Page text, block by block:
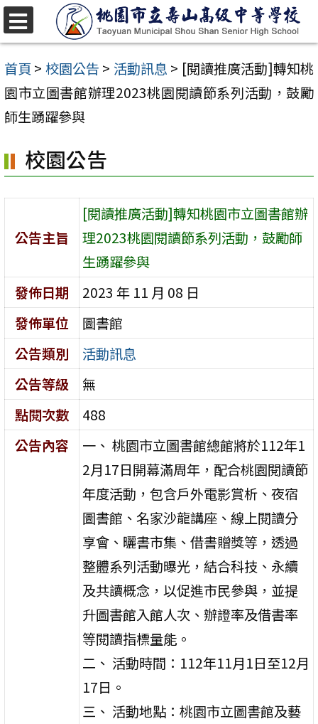
跳
至
主
要
內
區
首頁 > 校園公告 > 活動訊息 > [閱讀推廣活動]轉知桃
園市立圖書館辦理2023桃園閱讀節系列活動，鼓勵
師生踴躍參與
校園公告
公告主旨
[閱讀推廣活動]轉知桃園市立圖書館辦
理2023桃園閱讀節系列活動，鼓勵師
生踴躍參與
發佈日期
2023 年 11 月 08 日
發佈單位
圖書館
公告類別
活動訊息
公告等級
無
點閱次數
488
公告內容
一、 桃園市立圖書館總館將於112年1
2月17日開幕滿周年，配合桃園閱讀節
年度活動，包含戶外電影賞析、夜宿
圖書館、名家沙龍講座、線上閱讀分
享會、曬書市集、借書贈獎等，透過
整體系列活動曝光，結合科技、永續
及共讀概念，以促進市民參與，並提
升圖書館入館人次、辦證率及借書率
等閱讀指標量能。
二、 活動時間：112年11月1日至12月
17日。
三、 活動地點：桃園市立圖書館及藝
選
單